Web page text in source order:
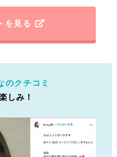
を見る
しみ！